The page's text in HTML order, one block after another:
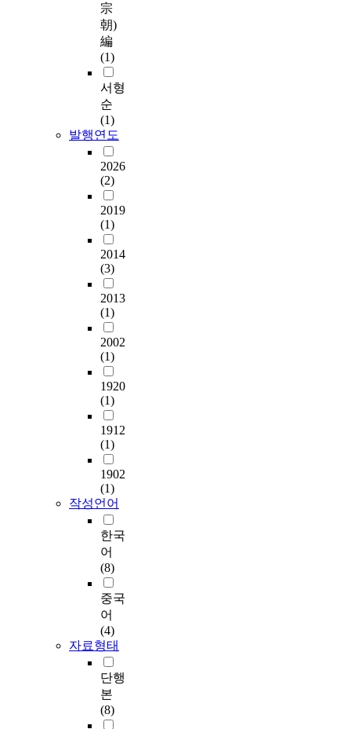
宗
朝)
編
(1)
서형
순
(1)
발행연도
2026
(2)
2019
(1)
2014
(3)
2013
(1)
2002
(1)
1920
(1)
1912
(1)
1902
(1)
작성언어
한국
어
(8)
중국
어
(4)
자료형태
단행
본
(8)